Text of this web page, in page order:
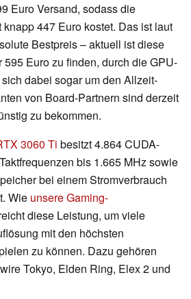
Euro Versand, sodass die
447 Euro kostet. Das ist laut
Bestpreis – aktuell ist diese
595 Euro zu finden, durch die GPU-
dabei sogar um den Allzeit-
von Board-Partnern sind derzeit
zu bekommen.
3060 Ti besitzt 4.864 CUDA-
bis 1.665 MHz sowie
bei einem Stromverbrauch
Wie unsere Gaming-
diese Leistung, um viele
mit den höchsten
zu können. Dazu gehören
Tokyo, Elden Ring, Elex 2 und